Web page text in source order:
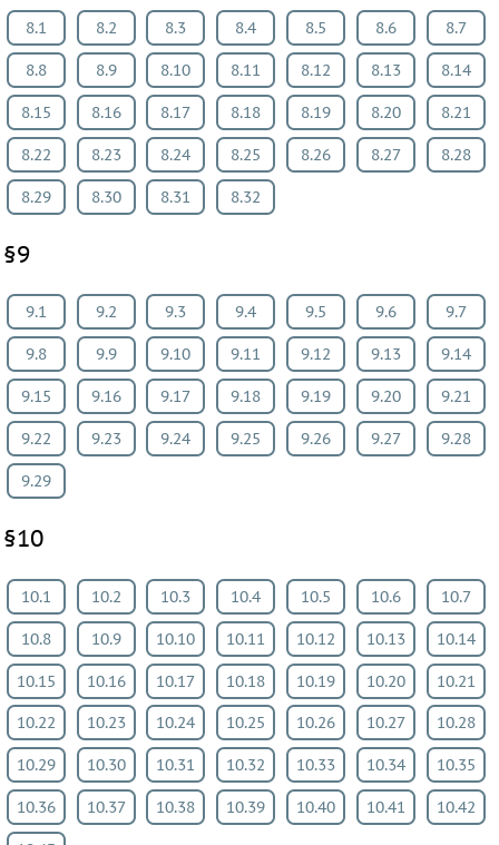
8.1 8.2 8.3 8.4 8.5 8.6 8.7
8.8 8.9 8.10 8.11 8.12 8.13 8.14
8.15 8.16 8.17 8.18 8.19 8.20 8.21
8.22 8.23 8.24 8.25 8.26 8.27 8.28
8.29 8.30 8.31 8.32
§9
9.1 9.2 9.3 9.4 9.5 9.6 9.7
9.8 9.9 9.10 9.11 9.12 9.13 9.14
9.15 9.16 9.17 9.18 9.19 9.20 9.21
9.22 9.23 9.24 9.25 9.26 9.27 9.28
9.29
§10
10.1 10.2 10.3 10.4 10.5 10.6 10.7
10.8 10.9 10.10 10.11 10.12 10.13 10.14
10.15 10.16 10.17 10.18 10.19 10.20 10.21
10.22 10.23 10.24 10.25 10.26 10.27 10.28
10.29 10.30 10.31 10.32 10.33 10.34 10.35
10.36 10.37 10.38 10.39 10.40 10.41 10.42